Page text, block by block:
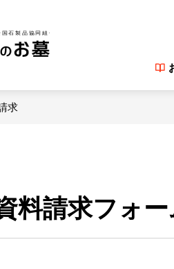
求
料請求フォー